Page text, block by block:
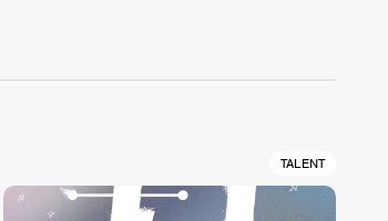
TALENT